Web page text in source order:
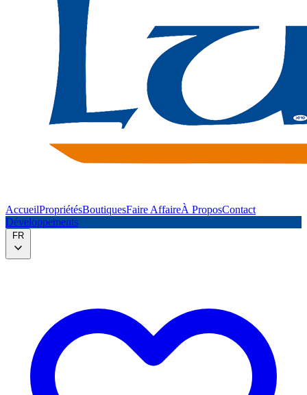
AccueilPropriétésBoutiquesFaire AffaireÀ ProposContact
Développements